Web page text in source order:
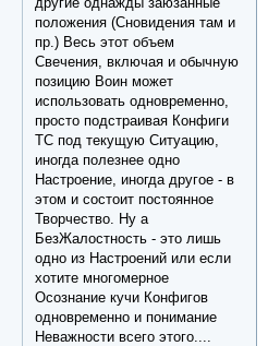
положения (Сновидения там и
пр.) Весь этот объем
Свечения, включая и обычную
позицию Воин может
использовать одновременно,
просто подстраивая Конфиги
ТС под текущую Ситуацию,
иногда полезнее одно
Настроение, иногда другое - в
этом и состоит постоянное
Творчество. Ну а
БезЖалостность - это лишь
одно из Настроений или если
хотите многомерное
Осознание кучи Конфигов
одновременно и понимание
Неважности всего этого....